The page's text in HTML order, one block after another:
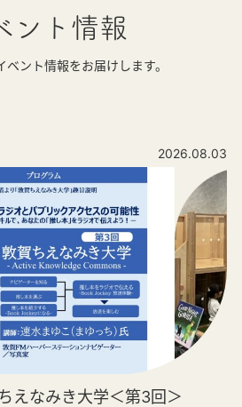
ント情報
ント情報をお届けします。
2026.08.03
なみき大学＜第3回＞